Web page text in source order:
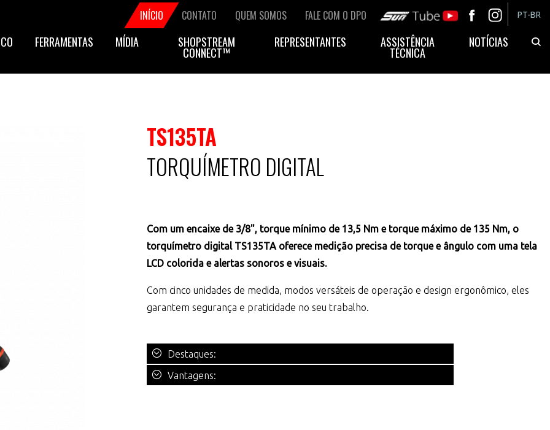
Secondary
navigation
INÍCIO CONTATO QUEM SOMOS FALE COM O DPO SUN TUBE FB IN PT-BR
FERRAMENTAS MÍDIA SHOPSTREAM
CONNECT™
REPRESENTANTES ASSISTÊNCIA
TÉCNICA
NOTÍCIAS
TS135TA
TORQUÍMETRO DIGITAL
Com um encaixe de 3/8", torque mínimo de 13,5 Nm e torque máximo de 135 Nm, o
torquímetro digital TS135TA oferece medição precisa de torque e ângulo com uma tela
LCD colorida e alertas sonoros e visuais.
Com cinco unidades de medida, modos versáteis de operação e design ergonômico, eles
garantem segurança e praticidade no seu trabalho.
Destaques:
Vantagens: